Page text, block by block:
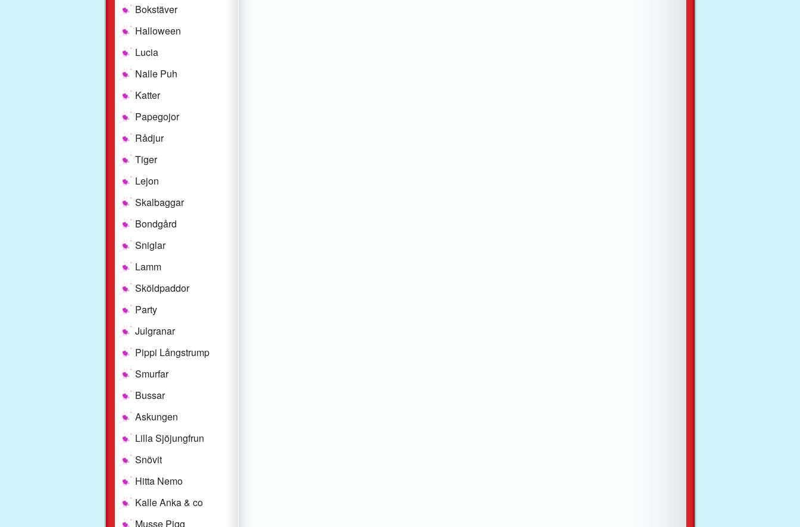
Bokstäver
Halloween
Lucia
Nalle Puh
Katter
Papegojor
Rådjur
Tiger
Lejon
Skalbaggar
Bondgård
Sniglar
Lamm
Sköldpaddor
Party
Julgranar
Pippi Långstrump
Smurfar
Bussar
Askungen
Lilla Sjöjungfrun
Snövit
Hitta Nemo
Kalle Anka & co
Musse Pigg